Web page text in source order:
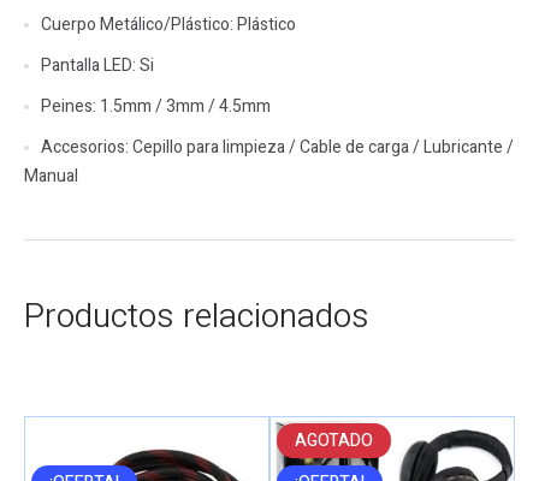
Cuerpo Metálico/Plástico: Plástico
Pantalla LED: Si
Peines: 1.5mm / 3mm / 4.5mm
Accesorios: Cepillo para limpieza / Cable de carga / Lubricante /
Manual
Productos relacionados
AGOTADO